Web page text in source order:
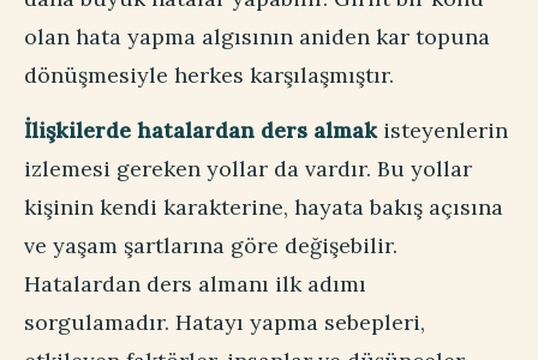
olan hata yapma algısının aniden kar topuna
dönüşmesiyle herkes karşılaşmıştır.
İlişkilerde hatalardan ders almakisteyenlerin
izlemesi gereken yollar da vardır. Bu yollar
kişinin kendi karakterine, hayata bakış açısına
ve yaşam şartlarına göre değişebilir.
Hatalardan ders almanı ilk adımı
sorgulamadır. Hatayı yapma sebepleri,